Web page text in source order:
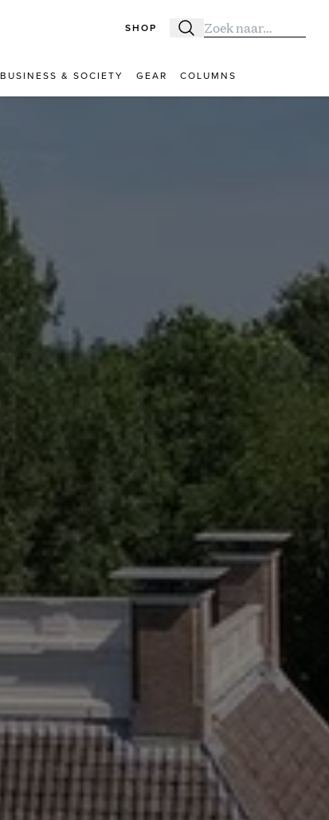
SHOP Zoeken
Zoek naar:
BUSINESS & SOCIETY GEAR COLUMNS